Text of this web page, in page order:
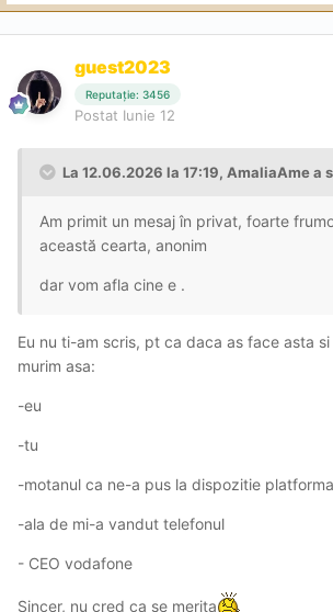
guest2023
Reputație: 3456
Postat Iunie 12
La 12.06.2026 la 17:19, AmaliaAmea
Am primit un mesaj în privat, foarte
această cearta, anonim
dar vom afla cine e .
Eu nu ti-am scris, pt ca daca as face asta
murim asa:
-eu
-tu
-motanul ca ne-a pus la dispozitie platforma
-ala de mi-a vandut telefonul
- CEO vodafone
Sincer, nu cred ca se merita